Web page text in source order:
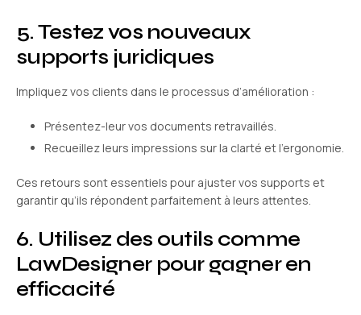
5. Testez vos nouveaux
supports juridiques
Impliquez vos clients dans le processus d’amélioration :
Présentez-leur vos documents retravaillés.
Recueillez leurs impressions sur la clarté et l’ergonomie.
Ces retours sont essentiels pour ajuster vos supports et
garantir qu’ils répondent parfaitement à leurs attentes.
6. Utilisez des outils comme
LawDesigner pour gagner en
efficacité